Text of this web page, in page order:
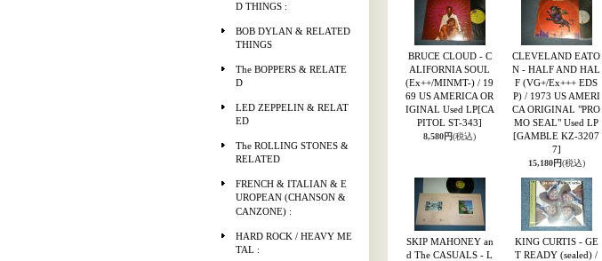
D THINGS :
BOB DYLAN & RELATED
THINGS
The BOPPERS & RELATE
D
LED ZEPPELIN & RELAT
ED
The ROLLING STONES &
RELATED
FRENCH & ITALIAN & E
UROPEAN (CHANSON &
CANZONE) :
HARD ROCK / HEAVY ME
TAL :
BRUCE CLOUD - C
ALIFORNIA SOUL
(Ex++/MINMT-) / 19
69 US AMERICA OR
IGINAL Used LP[CA
PITOL ST-343]
8,580円(税込)
CLEVELAND EATO
N - HALF AND HAL
F (VG+/Ex+++ EDS
P) / 1973 US AMERI
CA ORIGINAL "PRO
MO SEAL" Used LP
[GAMBLE KZ-3207
7]
15,180円(税込)
SKIP MAHONEY an
d The CASUALS - L
KING CURTIS - GE
T READY (sealed) /